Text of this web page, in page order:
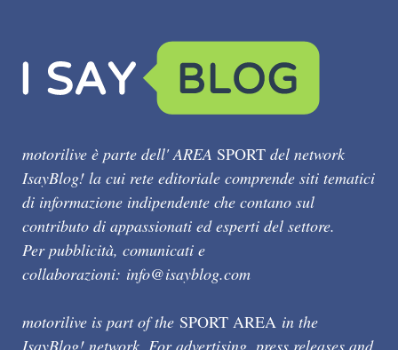
motorilive è parte dell' AREA SPORT del network
IsayBlog! la cui rete editoriale comprende siti tematici
di informazione indipendente che contano sul
contributo di appassionati ed esperti del settore.
Per pubblicità, comunicati e
collaborazioni: info@isayblog.com
motorilive is part of the SPORT AREA in the